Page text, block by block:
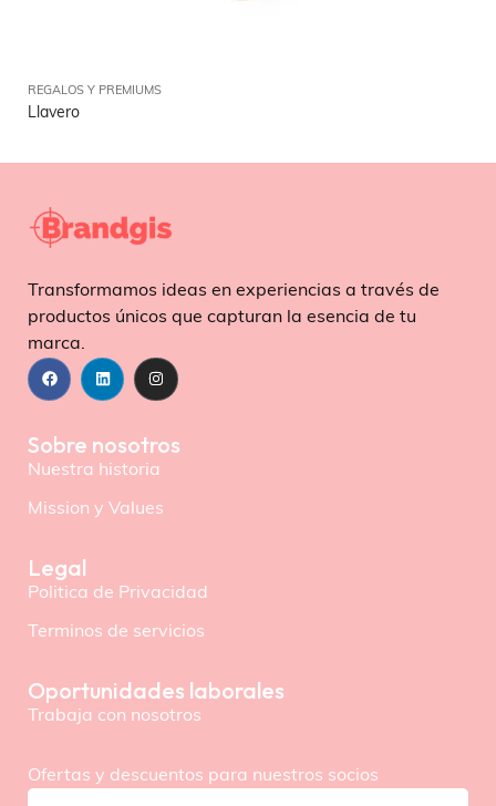
REGALOS Y PREMIUMS
Llavero
Transformamos ideas en experiencias a través de
productos únicos que capturan la esencia de tu
marca.
Sobre nosotros
Nuestra historia
Mission y Values
Legal
Politica de Privacidad
Terminos de servicios
Oportunidades laborales
Trabaja con nosotros
Ofertas y descuentos para nuestros socios